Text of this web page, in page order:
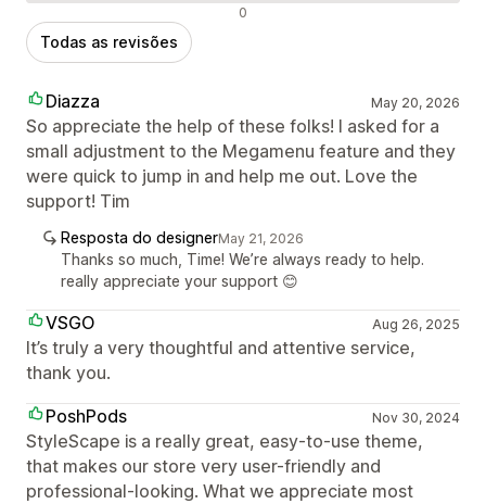
0
Todas as revisões
Diazza May 20, 2026
So appreciate the help of these folks! I asked for a
small adjustment to the Megamenu feature and they
were quick to jump in and help me out. Love the
support! Tim
Resposta do designerMay 21, 2026
Thanks so much, Time! We’re always ready to help.
really appreciate your support 😊
VSGO Aug 26, 2025
It’s truly a very thoughtful and attentive service,
thank you.
PoshPods
Nov 30, 2024
StyleScape is a really great, easy-to-use theme,
that makes our store very user-friendly and
professional-looking. What we appreciate most